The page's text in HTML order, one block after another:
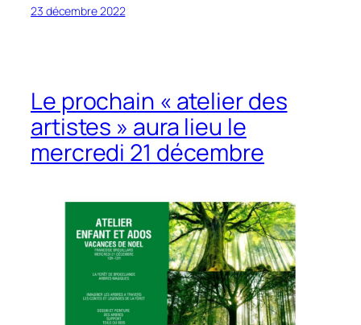
23 décembre 2022
Le prochain « atelier des
artistes » aura lieu le
mercredi 21 décembre